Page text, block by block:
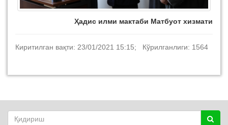
Ҳадис илми мактаби Матбуот хизмати
Киритилган вақти: 23/01/2021 15:15; Кўрилганлиги: 1564